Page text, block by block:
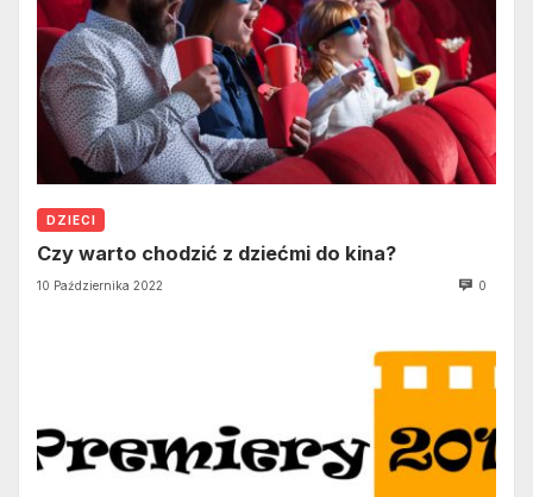
DZIECI
Czy warto chodzić z dziećmi do kina?
10 Października 2022 0